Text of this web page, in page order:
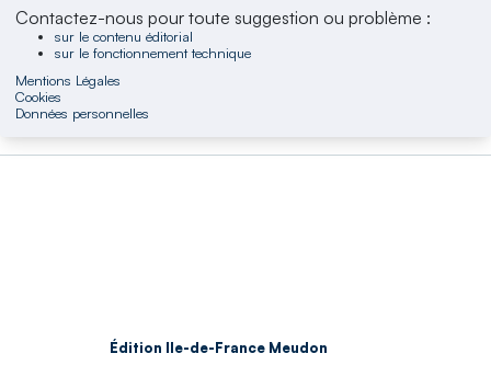
Contactez-nous pour toute suggestion ou problème :
sur le contenu éditorial
sur le fonctionnement technique
Mentions Légales
Cookies
Données personnelles
Édition Ile-de-France Meudon